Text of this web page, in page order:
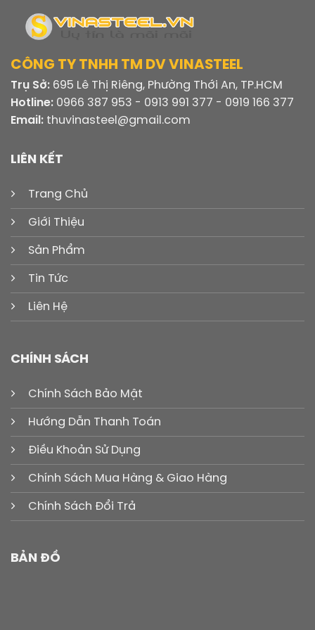
CÔNG TY TNHH TM DV VINASTEEL
Trụ Sở: 695 Lê Thị Riêng, Phường Thới An, TP.HCM
Hotline: 0966 387 953 - 0913 991 377 - 0919 166 377
Email: thuvinasteel@gmail.com
LIÊN KẾT
Trang Chủ
Giới Thiệu
Sản Phẩm
Tin Tức
Liên Hệ
CHÍNH SÁCH
Chính Sách Bảo Mật
Hướng Dẫn Thanh Toán
Điều Khoản Sử Dụng
Chính Sách Mua Hàng & Giao Hàng
Chính Sách Đổi Trả
BẢN ĐỒ